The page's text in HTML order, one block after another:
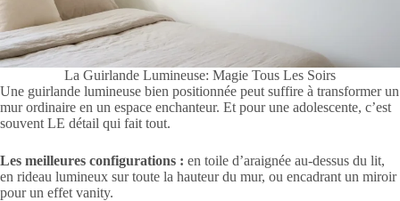
La Guirlande Lumineuse: Magie Tous Les Soirs
Une guirlande lumineuse bien positionnée peut suffire à transformer un
mur ordinaire en un espace enchanteur. Et pour une adolescente, c’est
souvent LE détail qui fait tout.
Les meilleures configurations : en toile d’araignée au-dessus du lit,
en rideau lumineux sur toute la hauteur du mur, ou encadrant un miroir
pour un effet vanity.